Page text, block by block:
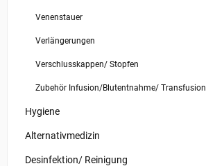
Venenstauer
Verlängerungen
Verschlusskappen/ Stopfen
Zubehör Infusion/Blutentnahme/ Transfusion
Hygiene
Alternativmedizin
Desinfektion/ Reinigung